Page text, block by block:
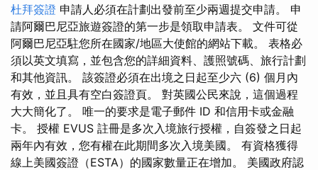
杜拜簽證 申請人必須在計劃出發前至少兩週提交申請。 申
請阿爾巴尼亞旅遊簽證的第一步是領取申請表。 文件可從
阿爾巴尼亞駐您所在國家/地區大使館的網站下載。 表格必
須以英文填寫，並包含您的詳細資料、護照號碼、旅行計劃
和其他資訊。 該簽證必須在出境之日起至少六 (6) 個月內
有效，並且具有空白簽證頁。 對英國公民來說，這個過程
大大簡化了。 唯一的要求是電子郵件 ID 和信用卡或金融
卡。 授權 EVUS 註冊是多次入境旅行授權，自簽發之日起
兩年內有效，您有權在此期間多次入境美國。 有資格獲得
線上美國簽證（ESTA）的國家數量正在增加。 美國政府認